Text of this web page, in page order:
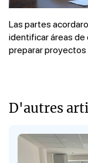
Las partes
identificar áreas
preparar proyectos
D'autres